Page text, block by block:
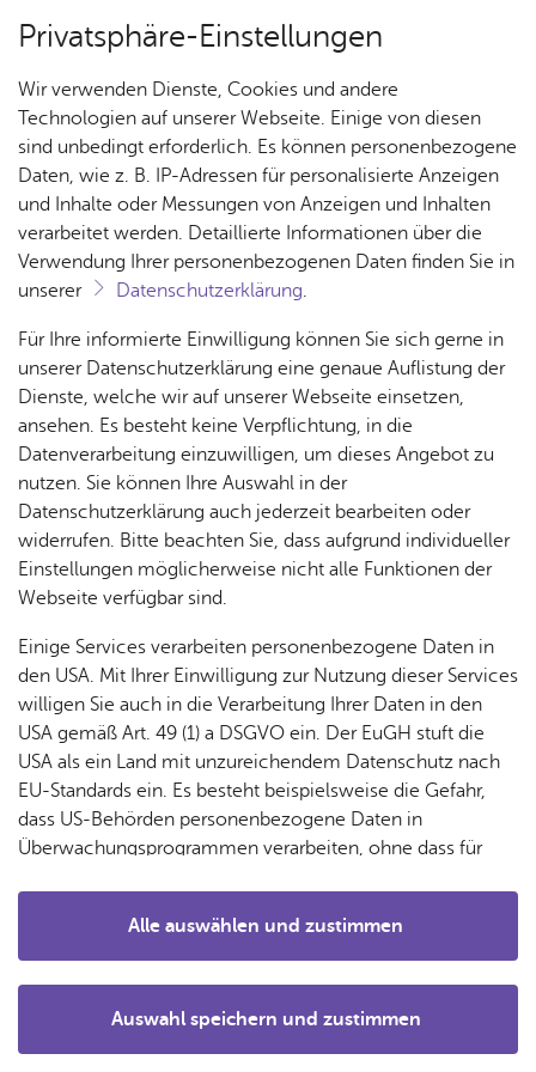
Über­sicht Bür­ger & Stadt
Rat­
haus &
Bür­
ger­
ser­vice
Rat­
häu­ser
& Orts­
ver­
wal­
Ämter
A–Z
Diens
t­leis­
tun­gen
A–Z
For­
Nach­
rich­
ten,
Vi­de­os
& Bil­
der
Me­di­
en­in­
for­ma­
tio­nen
fent­li­
che
Be­
kannt­
ma­
chun­
& TV
Pres­se
Jobs
Stel­
len­an­
ge­bo­te
Aus­bil­
dung &
Stu­di­
um
Bil­
dung
& Be­
treu­
ung
Potz­
be­
treu­
ung
Schu­
len
Bauen
& Um­
welt
Geo­
da­ten
& 3D-
Stadt­
Bau­
stel­len
& Um­
lei­tun­
Um­
welt &
Kli­ma­
Sa­nie­
ren &
bi­li­en
Stadt­
Ge­
sund­
heit &
kum
Ärzte &
Apo­
Fa­mi­lie
& Kin­
der
Se­nio­
ren
Woh­
nen
re­frei
Pfle­ge
& Un­
ter­stüt­
zung
Feste & Fes­ti­vals
Ter­min spei­chern
Ver­an­stal­tung dru­cken
Vor­le­sen
nett, ich bin der Ham­mer!
Sonn­tag, 09. Au­gust 2026, 20:00 Uhr
Chris Kolonko ist am Bodensee kein Unbekannter: Schon
bei seinen früheren Gastspielen beim Kulturufer sorgte er
für stehende Ovationen. Mit Comedy, Verwandlung und
Privatsphäre-Einstellungen
Wir verwenden Dienste, Cookies und andere
Technologien auf unserer Webseite. Einige von diesen
sind unbedingt erforderlich. Es können personenbezogene
Daten, wie z. B. IP-Adressen für personalisierte Anzeigen
und Inhalte oder Messungen von Anzeigen und Inhalten
verarbeitet werden. Detaillierte Informationen über die
Verwendung Ihrer personenbezogenen Daten finden Sie in
unserer
Datenschutzerklärung.
Für Ihre informierte Einwilligung können Sie sich gerne in
unserer Datenschutzerklärung eine genaue Auflistung der
Dienste, welche wir auf unserer Webseite einsetzen,
ansehen. Es besteht keine Verpflichtung, in die
Datenverarbeitung einzuwilligen, um dieses Angebot zu
nutzen. Sie können Ihre Auswahl in der
Datenschutzerklärung auch jederzeit bearbeiten oder
widerrufen. Bitte beachten Sie, dass aufgrund individueller
Einstellungen möglicherweise nicht alle Funktionen der
Webseite verfügbar sind.
Einige Services verarbeiten personenbezogene Daten in
den USA. Mit Ihrer Einwilligung zur Nutzung dieser Services
willigen Sie auch in die Verarbeitung Ihrer Daten in den
USA gemäß Art. 49 (1) a DSGVO ein. Der EuGH stuft die
USA als ein Land mit unzureichendem Datenschutz nach
EU-Standards ein. Es besteht beispielsweise die Gefahr,
dass US-Behörden personenbezogene Daten in
Überwachungsprogrammen verarbeiten, ohne dass für
Auswahl speichern und zustimmen
Alle auswählen und zustimmen